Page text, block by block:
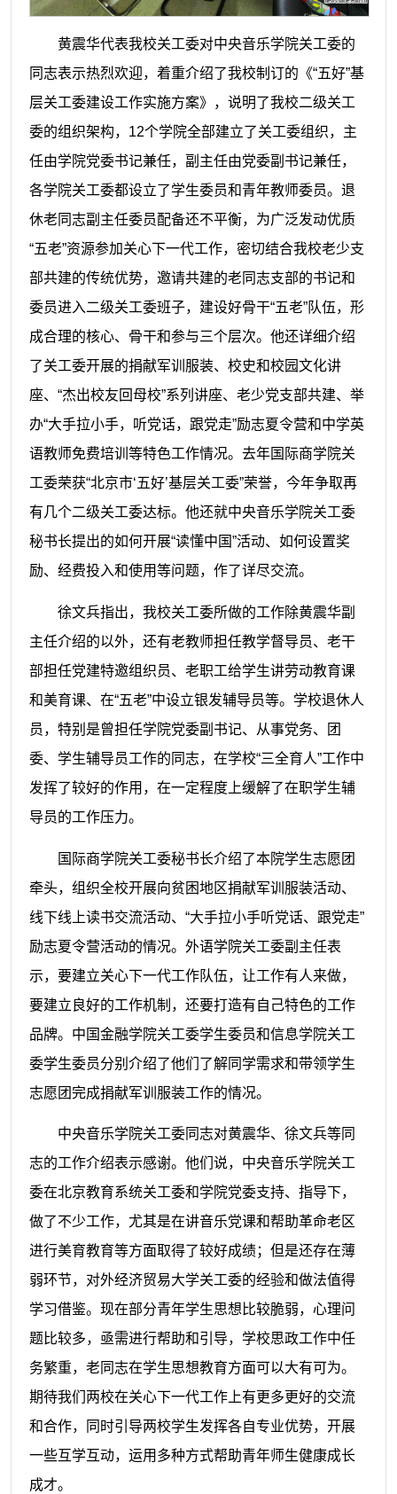
黄震华代表我校关工委对中央音乐学院关工委的
同志表示热烈欢迎，着重介绍了我校制订的《“五好”基
层关工委建设工作实施方案》，说明了我校二级关工
委的组织架构，12个学院全部建立了关工委组织，主
任由学院党委书记兼任，副主任由党委副书记兼任，
各学院关工委都设立了学生委员和青年教师委员。退
休老同志副主任委员配备还不平衡，为广泛发动优质
“五老”资源参加关心下一代工作，密切结合我校老少支
部共建的传统优势，邀请共建的老同志支部的书记和
委员进入二级关工委班子，建设好骨干“五老”队伍，形
成合理的核心、骨干和参与三个层次。他还详细介绍
了关工委开展的捐献军训服装、校史和校园文化讲
座、“杰出校友回母校”系列讲座、老少党支部共建、举
办“大手拉小手，听党话，跟党走”励志夏令营和中学英
语教师免费培训等特色工作情况。去年国际商学院关
工委荣获“北京市‘五好’基层关工委”荣誉，今年争取再
有几个二级关工委达标。他还就中央音乐学院关工委
秘书长提出的如何开展“读懂中国”活动、如何设置奖
励、经费投入和使用等问题，作了详尽交流。
徐文兵指出，我校关工委所做的工作除黄震华副
主任介绍的以外，还有老教师担任教学督导员、老干
部担任党建特邀组织员、老职工给学生讲劳动教育课
和美育课、在“五老”中设立银发辅导员等。学校退休人
员，特别是曾担任学院党委副书记、从事党务、团
委、学生辅导员工作的同志，在学校“三全育人”工作中
发挥了较好的作用，在一定程度上缓解了在职学生辅
导员的工作压力。
国际商学院关工委秘书长介绍了本院学生志愿团
牵头，组织全校开展向贫困地区捐献军训服装活动、
线下线上读书交流活动、“大手拉小手听党话、跟党走”
励志夏令营活动的情况。外语学院关工委副主任表
示，要建立关心下一代工作队伍，让工作有人来做，
要建立良好的工作机制，还要打造有自己特色的工作
品牌。中国金融学院关工委学生委员和信息学院关工
委学生委员分别介绍了他们了解同学需求和带领学生
志愿团完成捐献军训服装工作的情况。
中央音乐学院关工委同志对黄震华、徐文兵等同
志的工作介绍表示感谢。他们说，中央音乐学院关工
委在北京教育系统关工委和学院党委支持、指导下，
做了不少工作，尤其是在讲音乐党课和帮助革命老区
进行美育教育等方面取得了较好成绩；但是还存在薄
弱环节，对外经济贸易大学关工委的经验和做法值得
学习借鉴。现在部分青年学生思想比较脆弱，心理问
题比较多，亟需进行帮助和引导，学校思政工作中任
务繁重，老同志在学生思想教育方面可以大有可为。
期待我们两校在关心下一代工作上有更多更好的交流
和合作，同时引导两校学生发挥各自专业优势，开展
一些互学互动，运用多种方式帮助青年师生健康成长
成才。